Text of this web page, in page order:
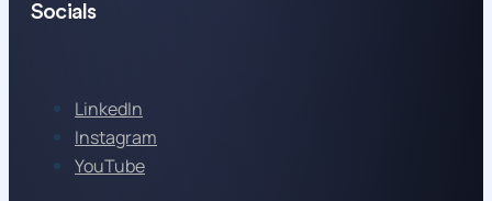
Socials
LinkedIn
Instagram
YouTube